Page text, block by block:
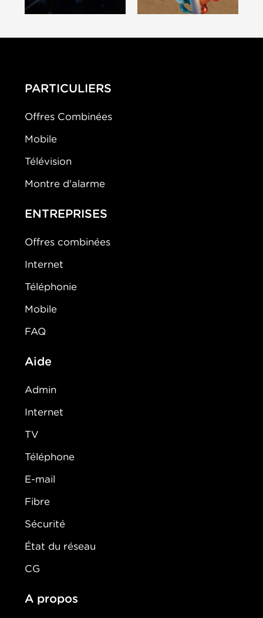
PARTICULIERS
Offres Combinées
Mobile
Télévision
Montre d'alarme
ENTREPRISES
Offres combinées
Internet
Téléphonie
Mobile
FAQ
Aide
Admin
Internet
TV
Téléphone
E-mail
Fibre
Sécurité
État du réseau
CG
A propos